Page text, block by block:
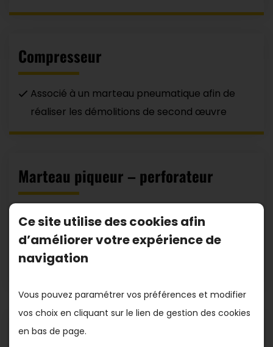
Compresseur
Associé à un marteau pneumatique afin de
réaliser les démolitions de second œuvre
Marteau piqueur – perforateur
Puissance de 6 kg à 30 kg
Démolition verticale et horizontale de dalles,
murs, cloisons pour la rénovation des
bâtiments
PERFORATEURS MAKITA
Ce site utilise des cookies afin
d’améliorer votre expérience de
navigation
Vous pouvez paramétrer vos préférences et modifier
vos choix en cliquant sur le lien de gestion des cookies
en bas de page.